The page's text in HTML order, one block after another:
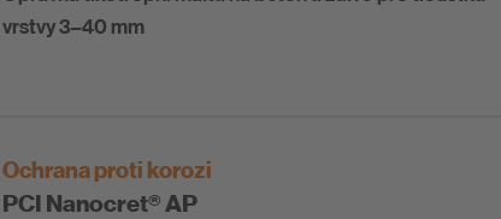
vrstvy 3–40 mm
Ochrana proti korozi
PCI Nanocret® AP